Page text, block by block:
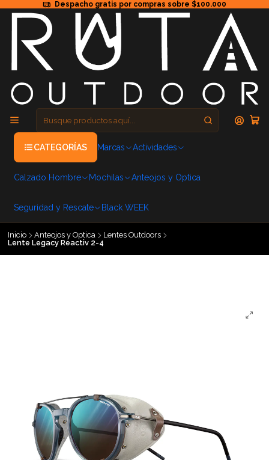
Despacho gratis por compras sobre $100.000
CATEGORÍAS Marcas Actividades
Calzado Hombre Mochilas Anteojos y Optica
Seguridad y Rescate Black WEEK
Inicio Anteojos y Optica
Lentes Outdoors
Lente Legacy Reactiv 2-4